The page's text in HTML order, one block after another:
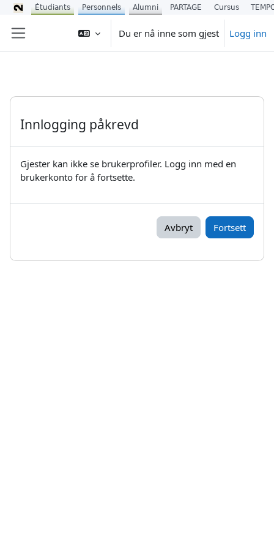
Du er nå inne som gjest Logg inn
Innlogging påkrevd
Gjester kan ikke se brukerprofiler. Logg inn med en
brukerkonto for å fortsette.
Avbryt Fortsett
Étudiants Personnels Alumni PARTAGE Cursus